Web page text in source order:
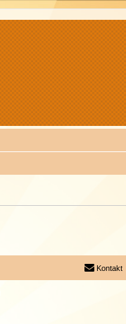
Kontakt